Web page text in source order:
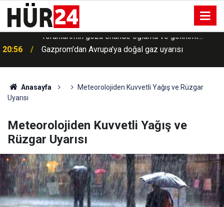
20:56 Gazprom'dan Avrupa'ya doğal gaz uyarısı
Anasayfa
Meteorolojiden Kuvvetli Yağış ve Rüzgar
Uyarısı
Meteorolojiden Kuvvetli Yağış ve
Rüzgar Uyarısı